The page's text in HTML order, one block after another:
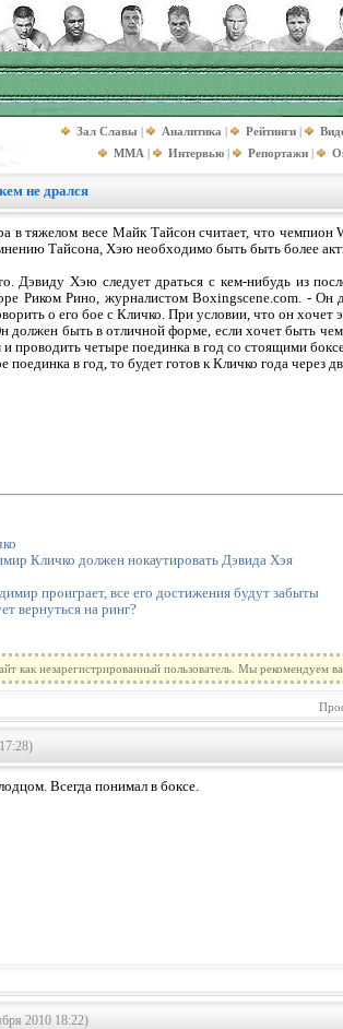
Зал Славы | Аналитика | Рейтинги |
MMA | Интервью | Репортажи |
не дрался
тяжелом весе Майк Тайсон считает, что чемпион
Тайсона, Хэю необходимо быть быть более
Дэвиду Хэю следует драться с кем-нибудь из
Риком Рино, журналистом Boxingscene.com. - Он
о его бое с Кличко. При условии, что он хочет
должен быть в отличной форме, если хочет быть
проводить четыре поединка в год со стоящими
в год, то будет готов к Кличко года через
Кличко должен нокаутировать Дэвида Хэя
проиграет, все его достижения будут забыты
вернуться на ринг?
как незарегистрированный пользователь. Мы рекомендуем
Всегда понимал в боксе.
2010 18:22)